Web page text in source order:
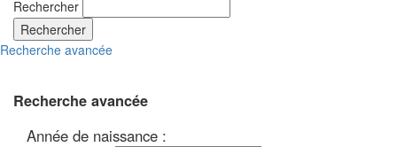
Rechercher
Rechercher
Recherche avancée
Recherche avancée
Année de naissance :